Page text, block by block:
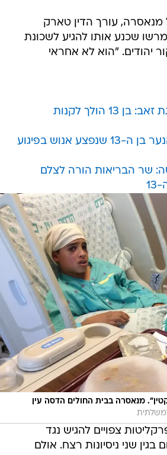
מנאסרה, עורך הדין טארק
שכנע אותו להגיע לשכונת
יהודים. "הוא לא אחראי
תיעוד הפיגוע בפסגת זאב: בן 13 הולך לקנות
התייצב מצבו של הנער בן ה-13 שנפצע אנוש בפיגוע
שר הבריאות הורה לצלם
מנאסרה בבית החולים הדסה עין
צפויים להגיש נגד
שני ניסיונות רצח. אולם